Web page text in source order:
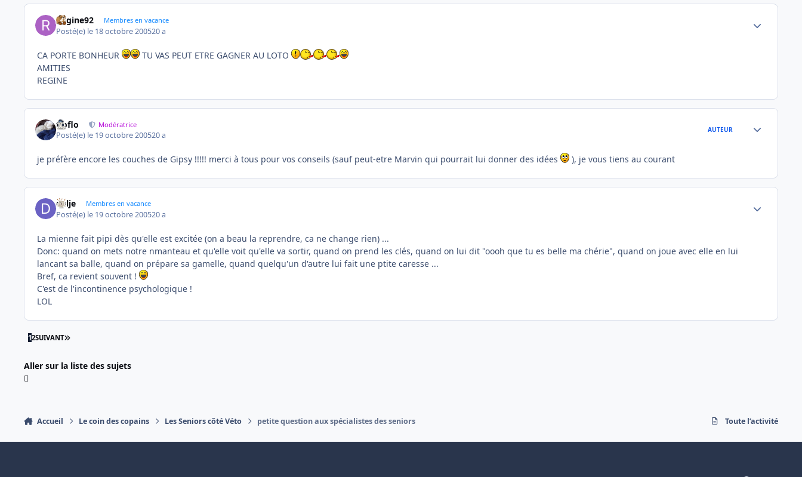
Regine92 Membres en vacance
Posté(e) le 18 octobre 200520 a
CA PORTE BONHEUR
TU VAS PEUT ETRE GAGNER AU LOTO
AMITIES
REGINE
floflo Modératrice
Posté(e) le 19 octobre 200520 a
AUTEUR
je préfère encore les couches de Gipsy !!!!! merci à tous pour vos conseils (sauf peut-etre Marvin qui pourrait lui donner des idées ), je vous tiens au courant
delje Membres en vacance
Posté(e) le 19 octobre 200520 a
La mienne fait pipi dès qu'elle est excitée (on a beau la reprendre, ca ne change rien) ...
Donc: quand on mets notre nmanteau et qu'elle voit qu'elle va sortir, quand on prend les clés, quand on lui dit "oooh que tu es belle ma chérie", quand on joue avec elle en lui
lancant sa balle, quand on prépare sa gamelle, quand quelqu'un d'autre lui fait une ptite caresse ...
Bref, ca revient souvent !
C'est de l'incontinence psychologique !
LOL
12SUIVANT DERNIÈRE PAGE
Aller sur la liste des sujets
Accueil Le coin des copains Les Seniors côté Véto petite question aux spécialistes des seniors Toute l’activité